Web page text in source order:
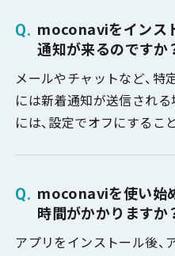
moconaviをインス
通知が来るのですか
メールやチャットなど、
には新着通知が送信され
には、設定でオフにするこ
moconaviを使い始
時間がかかりますか
アプリをインストール後